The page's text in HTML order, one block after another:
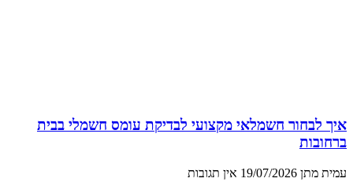
איך לבחור חשמלאי מקצועי לבדיקת עומס חשמלי בבית
ברחובות
עמית מתן 19/07/2026 אין תגובות